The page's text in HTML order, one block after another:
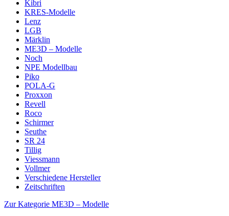
Kibri
KRES-Modelle
Lenz
LGB
Märklin
ME3D – Modelle
Noch
NPE Modellbau
Piko
POLA-G
Proxxon
Revell
Roco
Schirmer
Seuthe
SR 24
Tillig
Viessmann
Vollmer
Verschiedene Hersteller
Zeitschriften
Zur Kategorie ME3D – Modelle